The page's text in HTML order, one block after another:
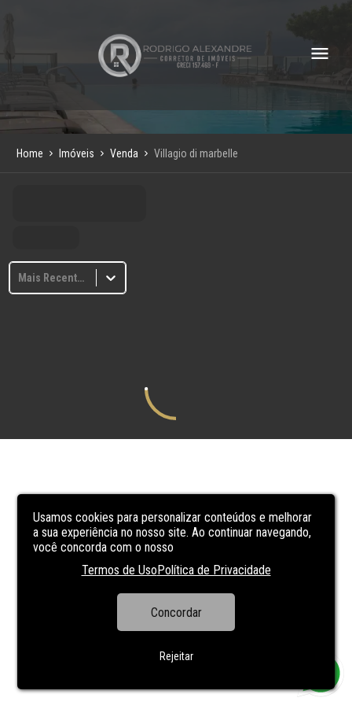
Usamos cookies para personalizar conteúdos e melhorar
a sua experiência no nosso site. Ao continuar navegando,
você concorda com o nosso
Termos de UsoPolítica de Privacidade
Concordar
Rejeitar
Home Imóveis Venda Villagio di marbelle
Mais Recentes